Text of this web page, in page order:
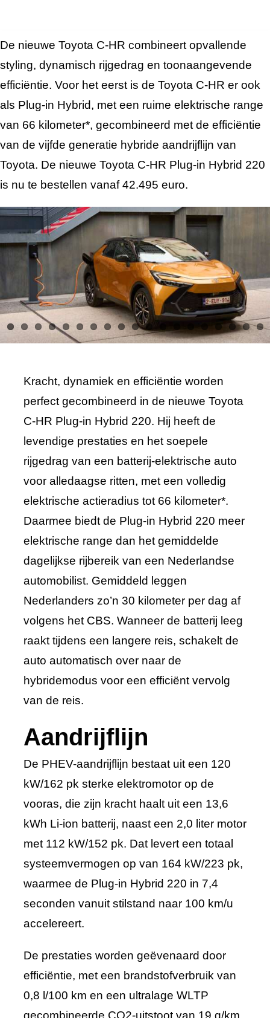
De nieuwe Toyota C-HR combineert opvallende
styling, dynamisch rijgedrag en toonaangevende
efficiëntie. Voor het eerst is de Toyota C-HR er ook
als Plug-in Hybrid, met een ruime elektrische range
van 66 kilometer*, gecombineerd met de efficiëntie
van de vijfde generatie hybride aandrijflijn van
Toyota. De nieuwe Toyota C-HR Plug-in Hybrid 220
is nu te bestellen vanaf 42.495 euro.
Kracht, dynamiek en efficiëntie worden
perfect gecombineerd in de nieuwe Toyota
C-HR Plug-in Hybrid 220. Hij heeft de
levendige prestaties en het soepele
rijgedrag van een batterij-elektrische auto
voor alledaagse ritten, met een volledig
elektrische actieradius tot 66 kilometer*.
Daarmee biedt de Plug-in Hybrid 220 meer
elektrische range dan het gemiddelde
dagelijkse rijbereik van een Nederlandse
automobilist. Gemiddeld leggen
Nederlanders zo’n 30 kilometer per dag af
volgens het CBS. Wanneer de batterij leeg
raakt tijdens een langere reis, schakelt de
auto automatisch over naar de
hybridemodus voor een efficiënt vervolg
van de reis.
Aandrijflijn
De PHEV-aandrijflijn bestaat uit een 120
kW/162 pk sterke elektromotor op de
vooras, die zijn kracht haalt uit een 13,6
kWh Li-ion batterij, naast een 2,0 liter motor
met 112 kW/152 pk. Dat levert een totaal
systeemvermogen op van 164 kW/223 pk,
waarmee de Plug-in Hybrid 220 in 7,4
seconden vanuit stilstand naar 100 km/u
accelereert.
De prestaties worden geëvenaard door
efficiëntie, met een brandstofverbruik van
0,8 l/100 km en een ultralage WLTP
gecombineerde CO2-uitstoot van 19 g/km.